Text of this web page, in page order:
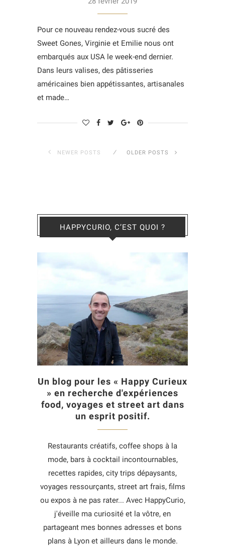
Pour ce nouveau rendez-vous sucré des
Sweet Gones, Virginie et Emilie nous ont
embarqués aux USA le week-end dernier.
Dans leurs valises, des pâtisseries
américaines bien appétissantes, artisanales
et made…
NEWER POSTS OLDER POSTS
HAPPYCURIO, C’EST QUOI ?
Un blog pour les « Happy Curieux
» en recherche d'expériences
food, voyages et street art dans
un esprit positif.
Restaurants créatifs, coffee shops à la
mode, bars à cocktail incontournables,
recettes rapides, city trips dépaysants,
voyages ressourçants, street art frais, films
ou expos à ne pas rater... Avec HappyCurio,
j'éveille ma curiosité et la vôtre, en
partageant mes bonnes adresses et bons
plans à Lyon et ailleurs dans le monde.